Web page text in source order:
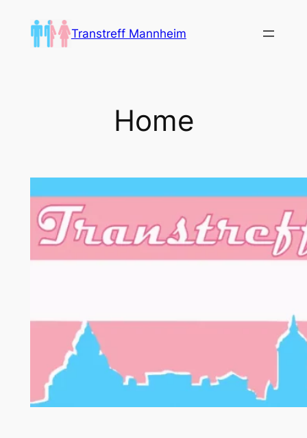
Inhalt
springen
Transtreff Mannheim
Home